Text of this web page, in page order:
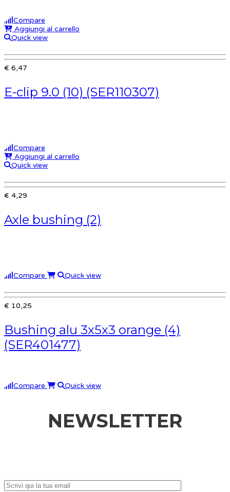
Compare
Aggiungi al carrello
Quick view
€ 6,47
E-clip 9.0 (10) (SER110307)
Compare
Aggiungi al carrello
Quick view
€ 4,29
Axle bushing (2)
Compare Quick view
€ 10,25
Bushing alu 3x5x3 orange (4)
(SER401477)
Compare Quick view
NEWSLETTER